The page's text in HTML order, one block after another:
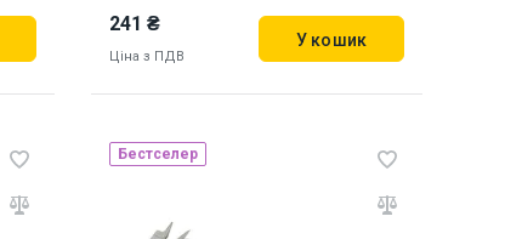
241 ₴
Ціна з ПДВ
У кошик
Бестселер